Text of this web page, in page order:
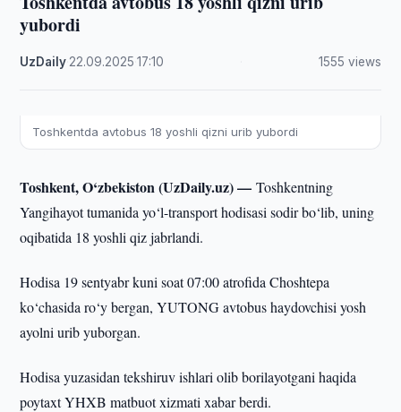
yubordi
UzDaily 22.09.2025 ·17:10 1555 views
Toshkentda avtobus 18 yoshli qizni urib yubordi
Toshkent, O‘zbekiston (UzDaily.uz) —Toshkentning
Yangihayot tumanida yo‘l-transport hodisasi sodir bo‘lib, uning
oqibatida 18 yoshli qiz jabrlandi.
Hodisa 19 sentyabr kuni soat 07:00 atrofida Choshtepa
ko‘chasida ro‘y bergan, YUTONG avtobus haydovchisi yosh
ayolni urib yuborgan.
Hodisa yuzasidan tekshiruv ishlari olib borilayotgani haqida
poytaxt YHXB matbuot xizmati xabar berdi.